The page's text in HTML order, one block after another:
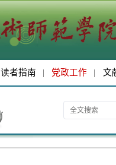
读者指南 | 党政工作 | 文